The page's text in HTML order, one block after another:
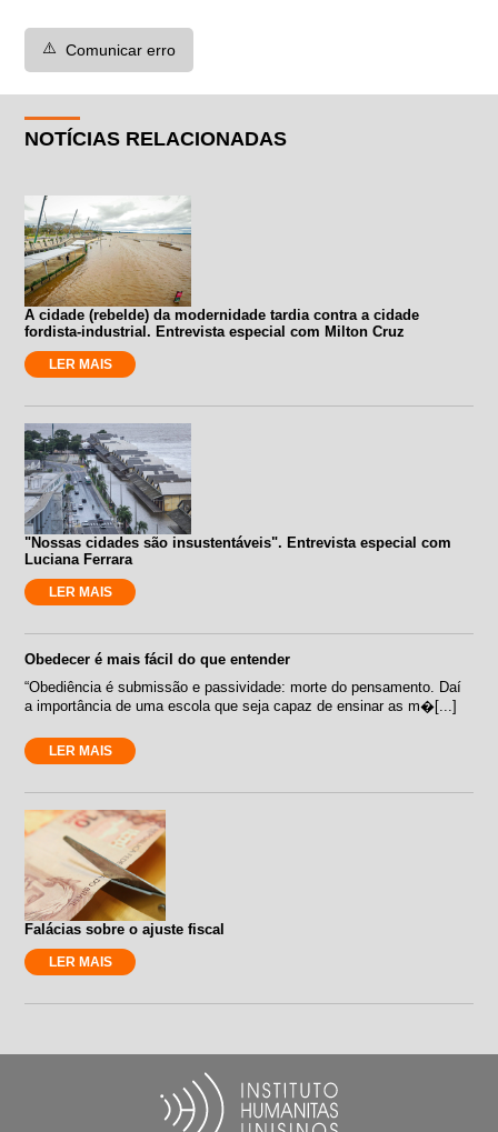
⚠️ Comunicar erro
NOTÍCIAS RELACIONADAS
A cidade (rebelde) da modernidade tardia contra a cidade
fordista-industrial. Entrevista especial com Milton Cruz
LER MAIS
"Nossas cidades são insustentáveis". Entrevista especial com
Luciana Ferrara
LER MAIS
Obedecer é mais fácil do que entender
“Obediência é submissão e passividade: morte do pensamento. Daí
a importância de uma escola que seja capaz de ensinar as m�[...]
LER MAIS
Falácias sobre o ajuste fiscal
LER MAIS